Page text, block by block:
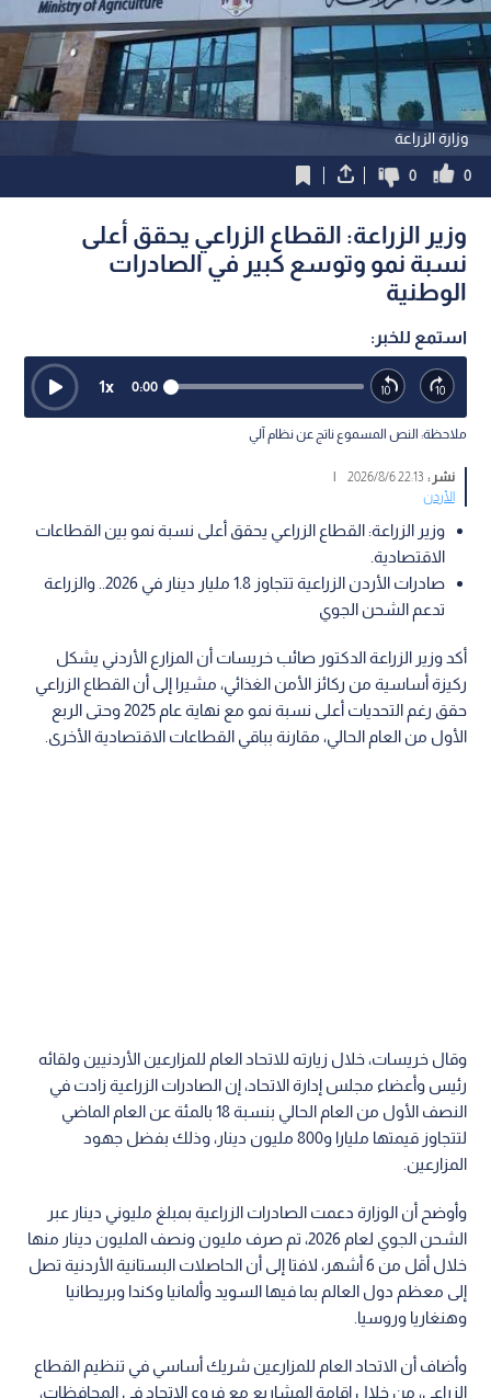
وزارة الزراعة
0
0
وزير الزراعة: القطاع الزراعي يحقق أعلى
نسبة نمو وتوسع كبير في الصادرات
الوطنية
استمع للخبر:
0:00
1x
ملاحظة: النص المسموع ناتج عن نظام آلي
نشر :22:13 2026/8/6
|
الأردن
وزير الزراعة: القطاع الزراعي يحقق أعلى نسبة نمو بين القطاعات
الاقتصادية.
صادرات الأردن الزراعية تتجاوز 1.8 مليار دينار في 2026.. والزراعة
تدعم الشحن الجوي
أكد وزير الزراعة الدكتور صائب خريسات أن المزارع الأردني يشكل
ركيزة أساسية من ركائز الأمن الغذائي، مشيرا إلى أن القطاع الزراعي
حقق رغم التحديات أعلى نسبة نمو مع نهاية عام 2025 وحتى الربع
الأول من العام الحالي، مقارنة بباقي القطاعات الاقتصادية الأخرى.
وقال خريسات، خلال زيارته للاتحاد العام للمزارعين الأردنيين ولقائه
رئيس وأعضاء مجلس إدارة الاتحاد، إن الصادرات الزراعية زادت في
النصف الأول من العام الحالي بنسبة 18 بالمئة عن العام الماضي
لتتجاوز قيمتها مليارا و800 مليون دينار، وذلك بفضل جهود
المزارعين.
وأوضح أن الوزارة دعمت الصادرات الزراعية بمبلغ مليوني دينار عبر
الشحن الجوي لعام 2026، تم صرف مليون ونصف المليون دينار منها
خلال أقل من 6 أشهر، لافتا إلى أن الحاصلات البستانية الأردنية تصل
إلى معظم دول العالم بما فيها السويد وألمانيا وكندا وبريطانيا
وهنغاريا وروسيا.
وأضاف أن الاتحاد العام للمزارعين شريك أساسي في تنظيم القطاع
الزراعي، من خلال إقامة المشاريع مع فروع الاتحاد في المحافظات،